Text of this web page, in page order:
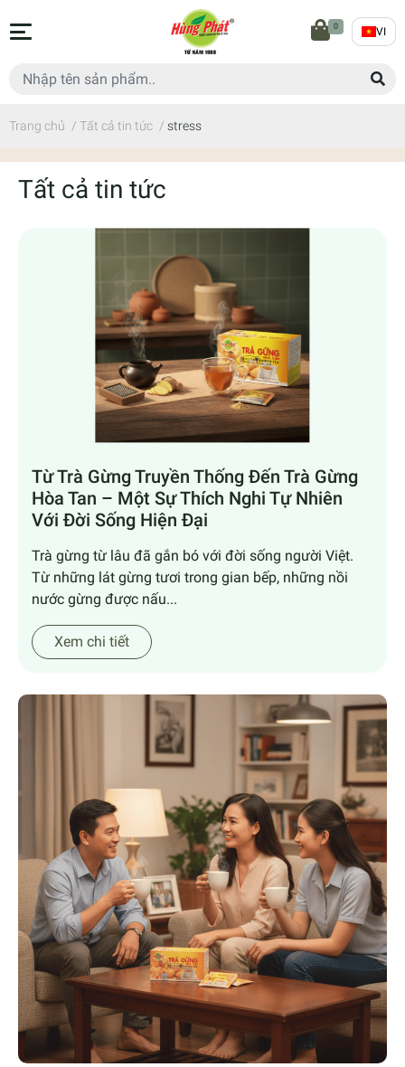
0 VI
Trang chủ / Tất cả tin tức / stress
Tất cả tin tức
Từ Trà Gừng Truyền Thống Đến Trà Gừng
Hòa Tan – Một Sự Thích Nghi Tự Nhiên
Với Đời Sống Hiện Đại
Trà gừng từ lâu đã gắn bó với đời sống người Việt.
Từ những lát gừng tươi trong gian bếp, những nồi
nước gừng được nấu...
Xem chi tiết